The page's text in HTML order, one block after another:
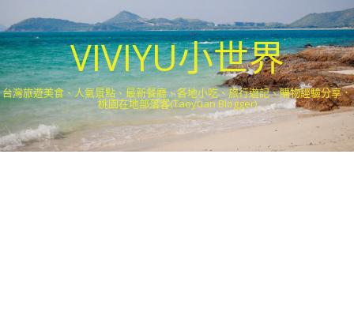
VIVIYU小世界
台灣旅遊美食、人氣景點、最新餐廳、各地小吃、旅行遊記、購物經驗分享．
桃園在地部落客(Taoyuan Blogger)